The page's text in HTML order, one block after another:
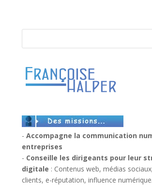
- Accompagne la communication
entreprises
- Conseille les dirigeants pour leur
digitale : Contenus web, médias
clients, e-réputation, influence